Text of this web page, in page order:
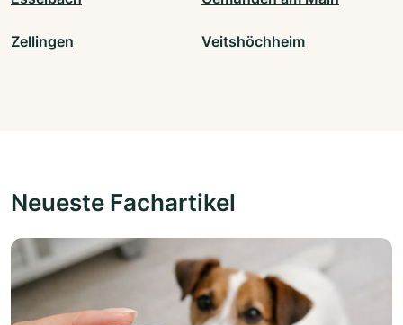
Zellingen Veitshöchheim
Neueste Fachartikel